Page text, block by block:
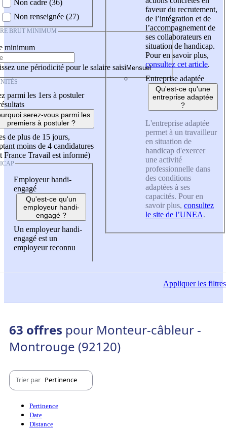
Non cadre (36)
Non renseignée (27)
BRUT MINIMUM
minimum
une périodicité pour le salaire saisi
parmi les 1ers à postuler
serez-vous parmi les
premiers à postuler ?
de plus de 15 jours,
moins de 4 candidatures
France Travail est informé)
Employeur handi-
engagé
Qu'est-ce qu'un
employeur handi-
engagé ?
Un employeur handi-
engagé est un
employeur reconnu
faveur du recrutement,
de l’intégration et de
l’accompagnement de
ses collaborateurs en
situation de handicap.
Pour en savoir plus,
consultez cet article.
Entreprise adaptée
Qu'est-ce qu'une
entreprise adaptée
?
L'entreprise adaptée
permet à un travailleur
en situation de
handicap d'exercer
une activité
professionnelle dans
des conditions
adaptées à ses
capacités. Pour en
savoir plus, consultez
le site de l’UNEA.
Appliquerles filtres
63 offres pour Monteur-câbleur -
Montrouge (92120)
Trier par Pertinence
Pertinence
Date
Distance